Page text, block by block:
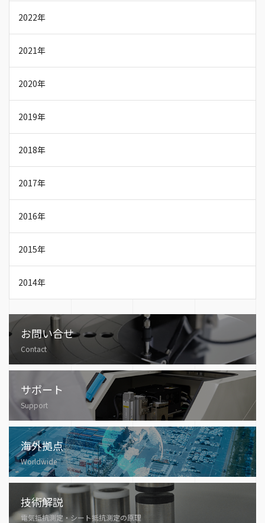
2022年
2021年
2020年
2019年
2018年
2017年
2016年
2015年
2014年
お問い合せ
Contact
サポート
Support
海外拠点
Worldwide
技術解説
電気抵抗測定・シート抵抗測定の原理